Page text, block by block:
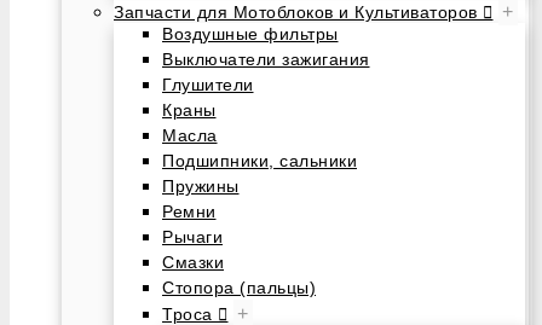
Запчасти для Мотоблоков и Культиваторов
+
Воздушные фильтры
Выключатели зажигания
Глушители
Краны
Масла
Подшипники, сальники
Пружины
Ремни
Рычаги
Смазки
Стопора (пальцы)
Троса
+